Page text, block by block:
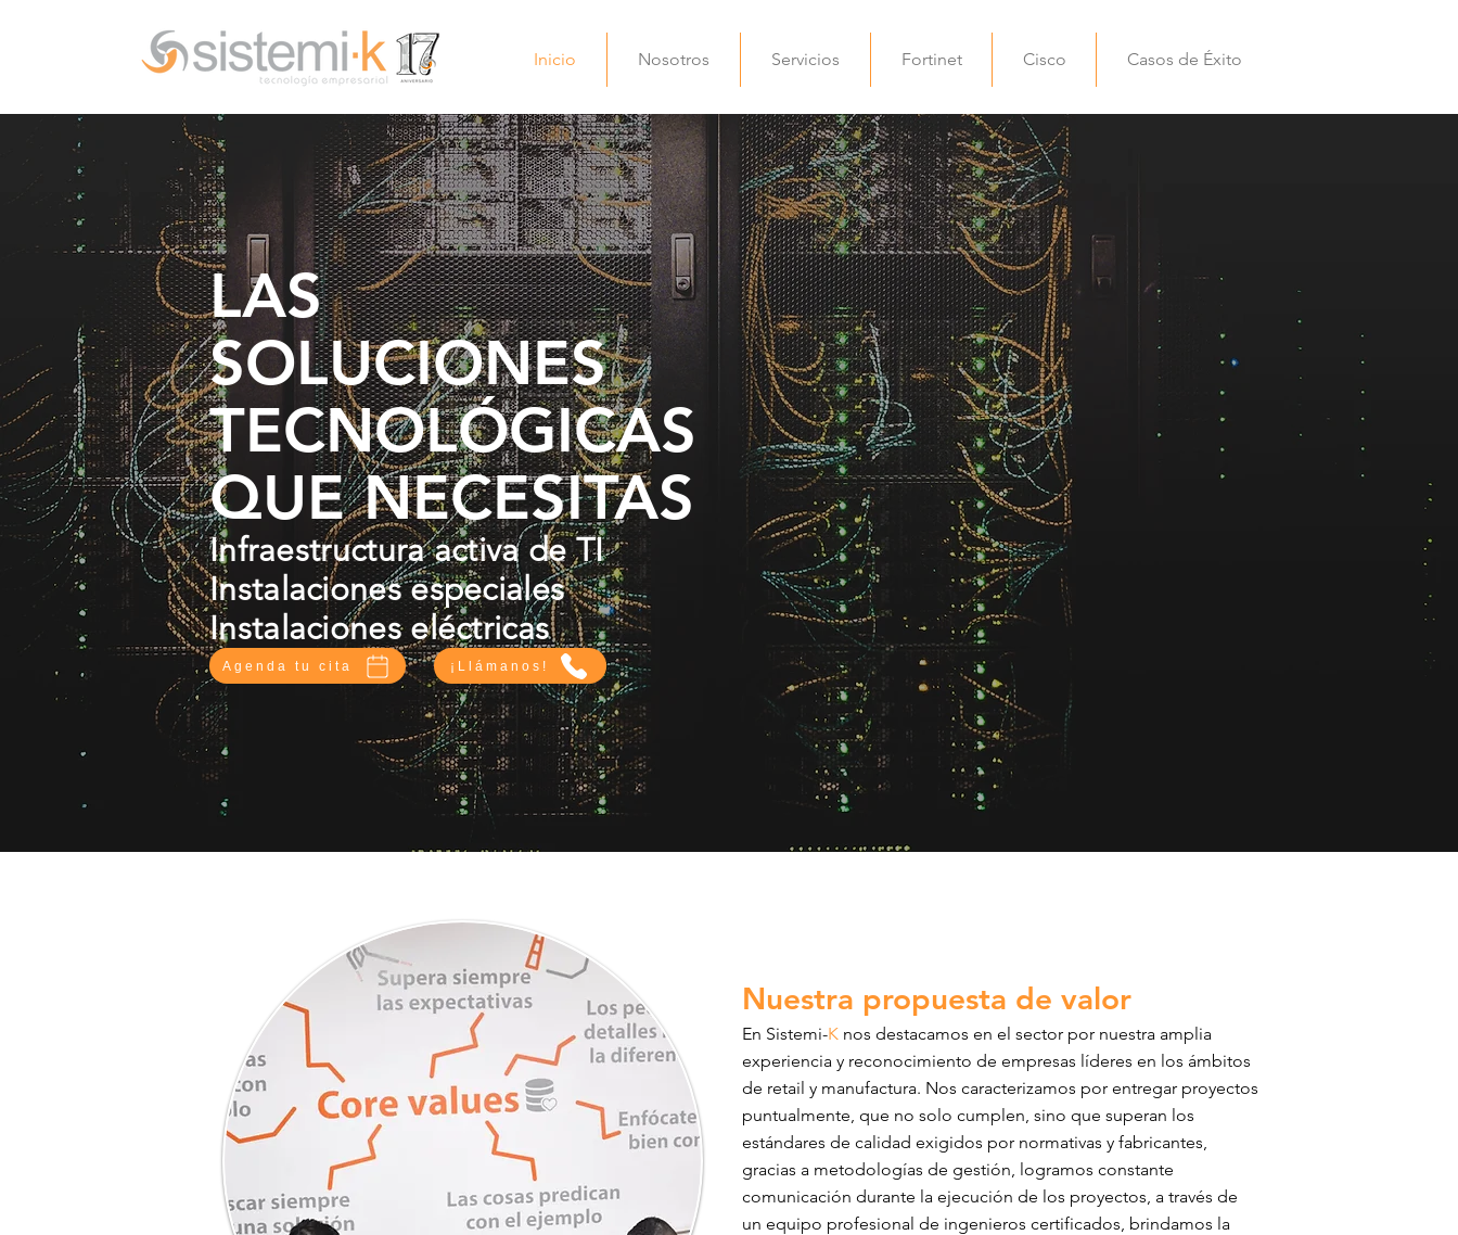
Inicio Nosotros Servicios Fortinet Cisco Casos de Éxito
LAS
SOLUCIONES
TECNOLÓGICAS
QUE NECESITAS
Infraestructura activa de TI
Instalaciones especiales
Instalaciones eléctricas
Agenda tu cita ¡Llámanos!
Nuestra propuesta de valor
En Sistemi-K nos destacamos en el sector por nuestra amplia
experiencia y reconocimiento de empresas líderes en los ámbitos
de retail y manufactura. Nos caracterizamos por entregar proyectos
puntualmente, que no solo cumplen, sino que superan los
estándares de calidad exigidos por normativas y fabricantes,
gracias a metodologías de gestión, logramos constante
comunicación durante la ejecución de los proyectos, a través de
un equipo profesional de ingenieros certificados, brindamos la